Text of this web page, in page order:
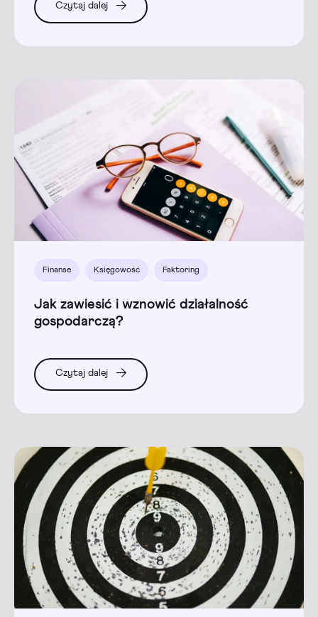
Czytaj dalej
Finanse Księgowość Faktoring
Jak zawiesić i wznowić działalność
gospodarczą?
Czytaj dalej